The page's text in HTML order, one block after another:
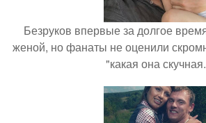
Безруков впервые за долгое
женой, но фанаты не оценили
"какая она скучная.